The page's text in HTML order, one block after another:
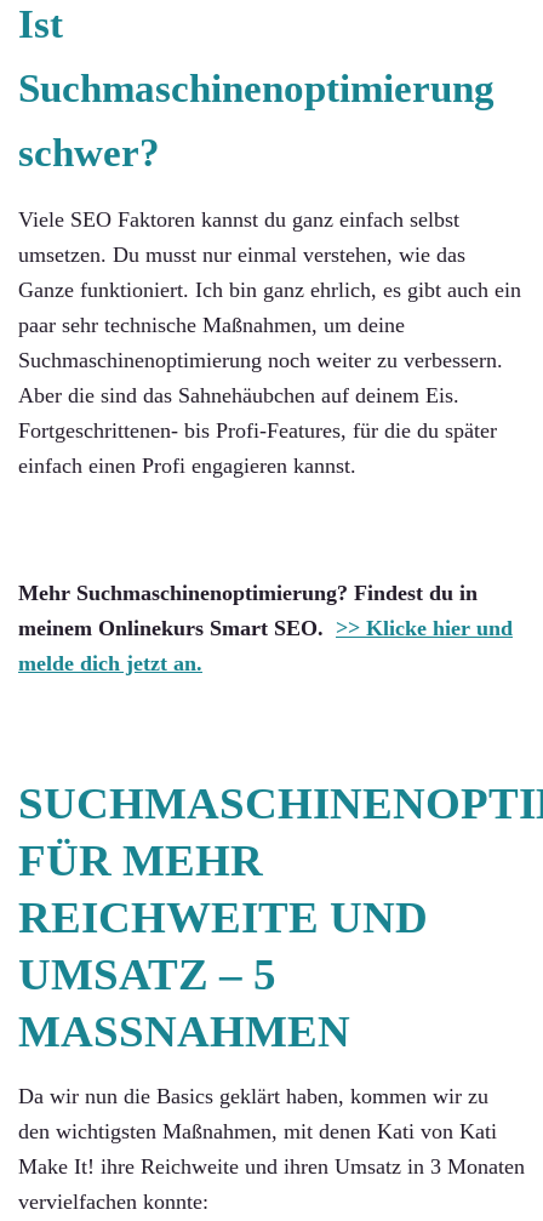
Ist
Suchmaschinenoptimierung
schwer?
Viele SEO Faktoren kannst du ganz einfach selbst
umsetzen. Du musst nur einmal verstehen, wie das
Ganze funktioniert. Ich bin ganz ehrlich, es gibt auch ein
paar sehr technische Maßnahmen, um deine
Suchmaschinenoptimierung noch weiter zu verbessern.
Aber die sind das Sahnehäubchen auf deinem Eis.
Fortgeschrittenen- bis Profi-Features, für die du später
einfach einen Profi engagieren kannst.
Mehr Suchmaschinenoptimierung? Findest du in
meinem Onlinekurs Smart SEO. >> Klicke hier und
melde dich jetzt an.
FÜR MEHR
REICHWEITE UND
UMSATZ – 5
MASSNAHMEN
Da wir nun die Basics geklärt haben, kommen wir zu
den wichtigsten Maßnahmen, mit denen Kati von Kati
Make It! ihre Reichweite und ihren Umsatz in 3 Monaten
vervielfachen konnte: